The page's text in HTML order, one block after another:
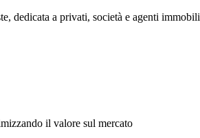
dedicata a privati, società e agenti
il valore sul mercato